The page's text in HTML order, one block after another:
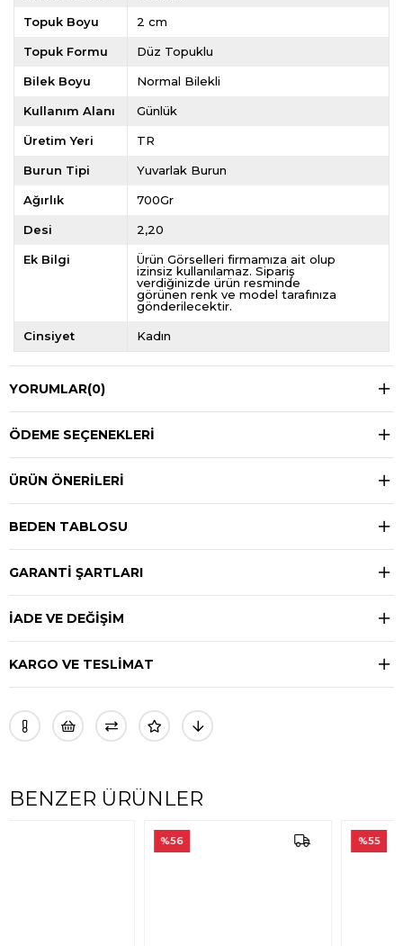
Topuk Boyu 2 cm
Topuk Formu Düz Topuklu
Bilek Boyu Normal Bilekli
Kullanım Alanı Günlük
Üretim Yeri TR
Burun Tipi Yuvarlak Burun
Ağırlık 700Gr
Desi 2,20
Ek Bilgi
Ürün Görselleri firmamıza ait olup
izinsiz kullanılamaz. Sipariş
verdiğinizde ürün resminde
görünen renk ve model tarafınıza
gönderilecektir.
Cinsiyet Kadın
YORUMLAR(0)
ÖDEME SEÇENEKLERI
ÜRÜN ÖNERILERI
BEDEN TABLOSU
GARANTİ ŞARTLARI
İADE VE DEĞİŞİM
KARGO VE TESLİMAT
BENZER ÜRÜNLER